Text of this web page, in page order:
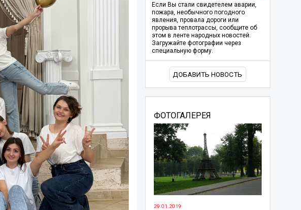
Если Вы стали свидетелем аварии,
пожара, необычного погодного
явления, провала дороги или
прорыва теплотрассы, сообщите об
этом в ленте народных новостей.
Загружайте фотографии через
специальную форму.
ДОБАВИТЬ НОВОСТЬ
ФОТОГАЛЕРЕЯ
29.01.2019